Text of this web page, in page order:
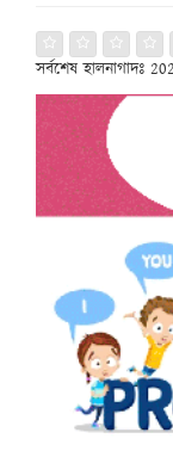
সর্বশেষ হালনাগাদঃ